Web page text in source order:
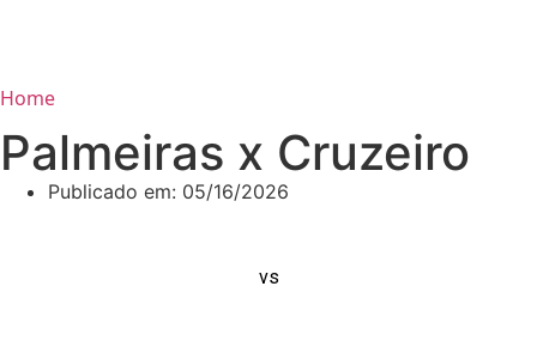
Home
Palmeiras x Cruzeiro
Publicado em: 05/16/2026
vs